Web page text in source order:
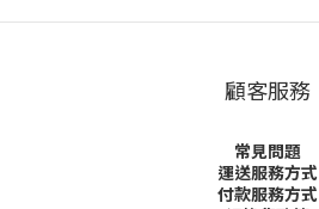
顧客服務
常見問題
運送服務方式
付款服務方式